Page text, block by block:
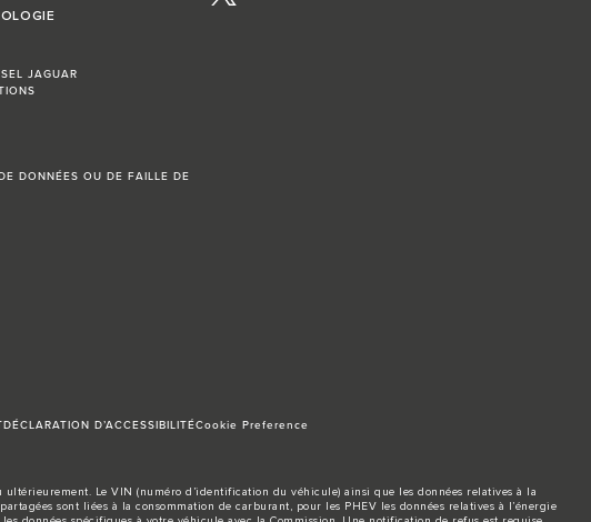
JAGUAR
DONNÉES OU DE FAILLE DE
DÉCLARATION D’ACCESSIBILITÉCookie Preference
Le VIN (numéro d’identification du véhicule) ainsi que les données relatives à la
sont liées à la consommation de carburant, pour les PHEV les données relatives à l’énergie